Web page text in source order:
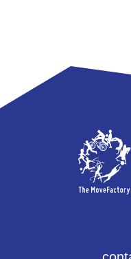
Luuk Huijts